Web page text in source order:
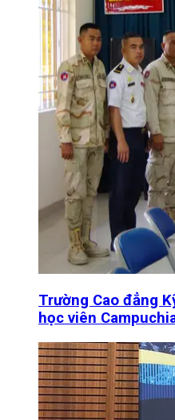
Trường Cao đẳng
học viên